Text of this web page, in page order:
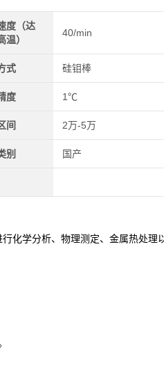
度（达
温）
40/min
式 硅钼棒
度 1℃
间 2万-5万
别 国产
化学分析、物理测定、金属热处理